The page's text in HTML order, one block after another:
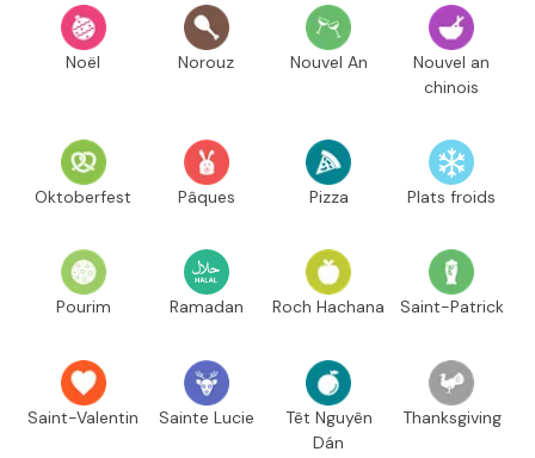
Noël Norouz Nouvel An
Nouvel an
chinois
Oktoberfest Pâques Pizza Plats froids
Pourim Ramadan Roch Hachana Saint-Patrick
Saint-Valentin Sainte Lucie
Têt Nguyên
Dán
Thanksgiving